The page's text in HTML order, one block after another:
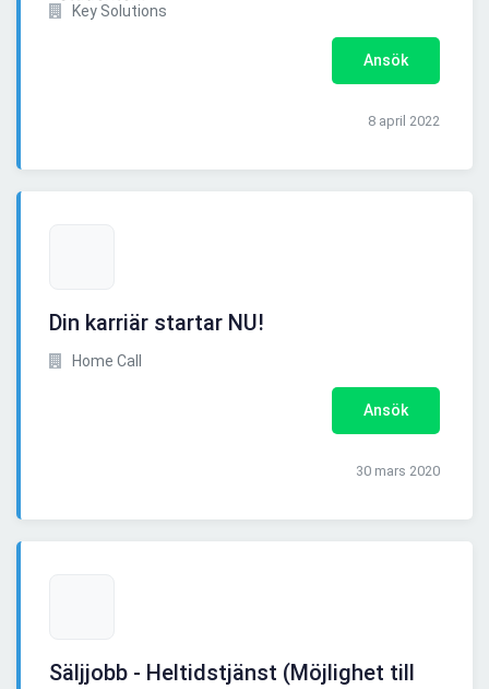
Key Solutions
Ansök
8 april 2022
Din karriär startar NU!
Home Call
Ansök
30 mars 2020
Säljjobb - Heltidstjänst (Möjlighet till